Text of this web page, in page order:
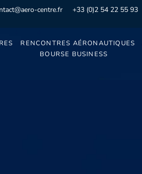
centre.fr +33 (0)2 54 22 55 93
RENCONTRES AÉRONAUTIQUES
BOURSE BUSINESS